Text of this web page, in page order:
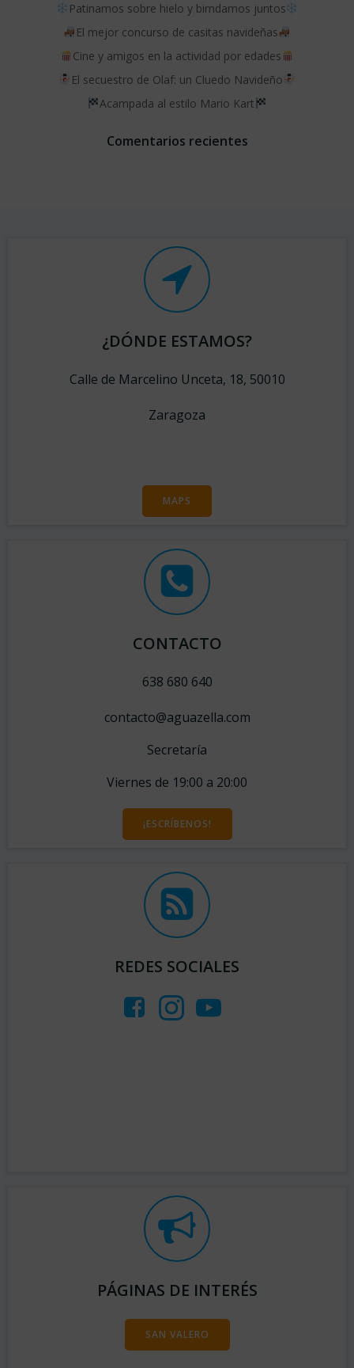
Patinamos sobre hielo y birndamos juntos
El mejor concurso de casitas navideñas
Cine y amigos en la actividad por edades
El secuestro de Olaf: un Cluedo Navideño
Acampada al estilo Mario Kart
Comentarios recientes
¿DÓNDE ESTAMOS?
Calle de Marcelino Unceta, 18, 50010
Zaragoza
MAPS
CONTACTO
638 680 640
contacto@aguazella.com
Secretaría
Viernes de 19:00 a 20:00
¡ESCRÍBENOS!
REDES SOCIALES
PÁGINAS DE INTERÉS
SAN VALERO